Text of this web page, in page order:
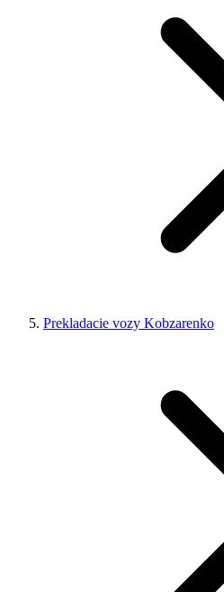
Prekladacie vozy Kobzarenko